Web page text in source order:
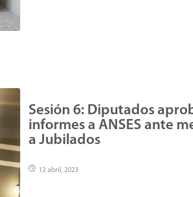
Sesión 6: Diputados
informes a ANSES ante
a Jubilados
12 abril, 2023